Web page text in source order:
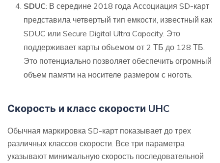
SDUC: В середине 2018 года Ассоциация SD-карт
представила четвертый тип емкости, известный как
SDUC или Secure Digital Ultra Capacity. Это
поддерживает карты объемом от 2 ТБ до 128 ТБ.
Это потенциально позволяет обеспечить огромный
объем памяти на носителе размером с ноготь.
Скорость и класс скорости UHC
Обычная маркировка SD-карт показывает до трех
различных классов скорости. Все три параметра
указывают минимальную скорость последовательной